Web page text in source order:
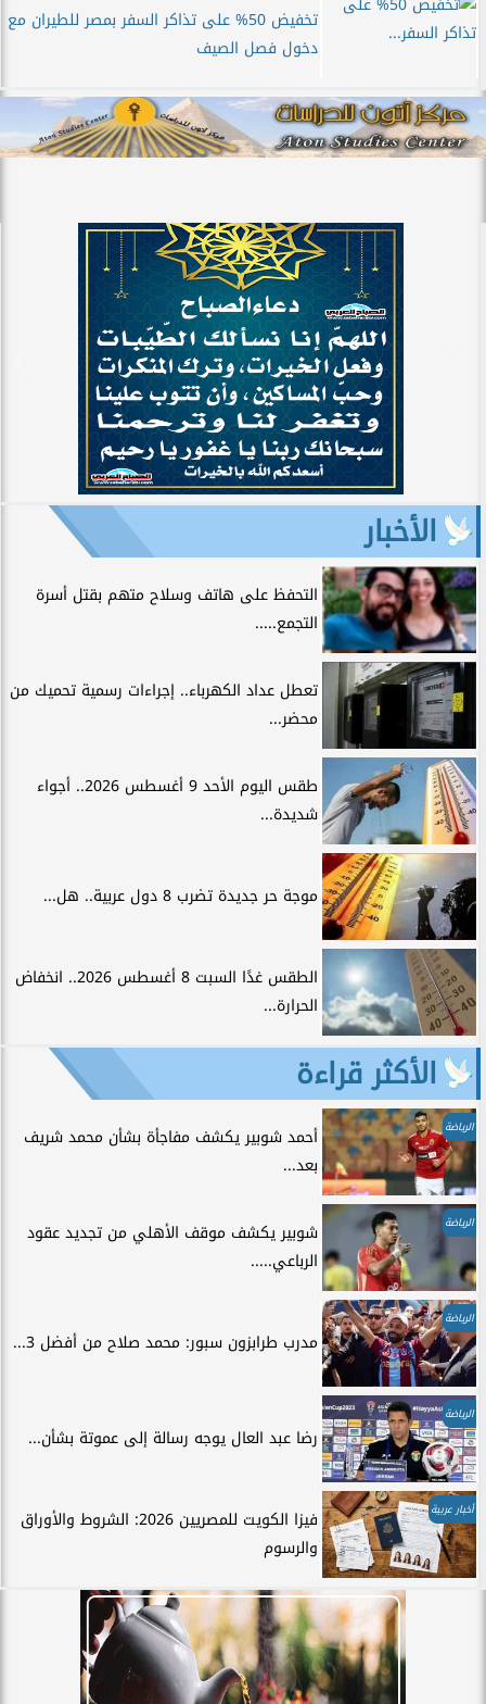
تخفيض 50% على تذاكر السفر بمصر للطيران مع
دخول فصل الصيف
الأخبار
التحفظ على هاتف وسلاح متهم بقتل أسرة
التجمع.....
تعطل عداد الكهرباء.. إجراءات رسمية تحميك من
محضر...
طقس اليوم الأحد 9 أغسطس 2026.. أجواء
شديدة...
موجة حر جديدة تضرب 8 دول عربية.. هل...
الطقس غدًا السبت 8 أغسطس 2026.. انخفاض
الحرارة...
الأكثر قراءة
الرياضة
أحمد شوبير يكشف مفاجأة بشأن محمد شريف
بعد...
الرياضة
شوبير يكشف موقف الأهلي من تجديد عقود
الرباعي.....
الرياضة
مدرب طرابزون سبور: محمد صلاح من أفضل 3...
الرياضة
رضا عبد العال يوجه رسالة إلى عموتة بشأن...
أخبار عربية
فيزا الكويت للمصريين 2026: الشروط والأوراق
والرسوم